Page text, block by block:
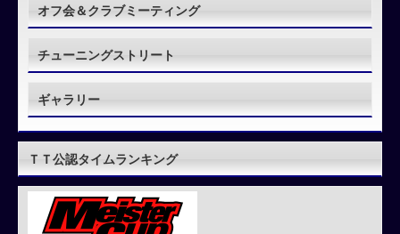
オフ会＆クラブミーティング
チューニングストリート
ギャラリー
ＴＴ公認タイムランキング